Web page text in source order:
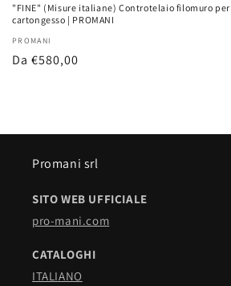
"FINE" (Misure italiane) Controtelaio filomuro
cartongesso | PROMANI
Fornitore:
PROMANI
Prezzo
Da €580,00
Promani srl
SITO WEB UFFICIALE
pro-mani.com
CATALOGHI
ITALIANO